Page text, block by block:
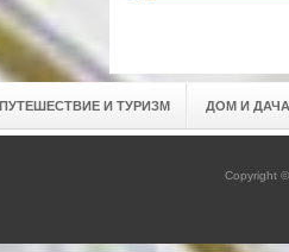
ПУТЕШЕСТВИЕ И ТУРИЗМ ДОМ И ДАЧА
Copyright